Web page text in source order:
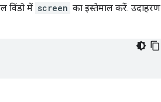
विंडो में screen का इस्तेमाल करें. उदाहरण